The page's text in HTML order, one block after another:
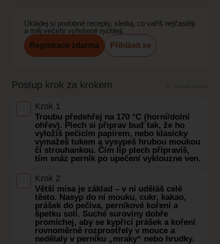
Ukládej si podobné recepty, sleduj, co vaříš nejčastěji
a měj večeře vyřešené rychleji.
Registrace zdarma
Přihlásit se
Postup krok za krokem
Krok 1
Troubu předehřej na 170 °C (horní/dolní
ohřev). Plech si připrav buď tak, že ho
vyložíš pečicím papírem, nebo klasicky
vymažeš tukem a vysypeš hrubou moukou
či strouhankou. Čím líp plech připravíš,
tím snáz perník po upečení vyklouzne ven.
Krok 2
Větší mísa je základ – v ní uděláš celé
těsto. Nasyp do ní mouku, cukr, kakao,
prášek do pečiva, perníkové koření a
špetku soli. Suché suroviny dobře
promíchej, aby se kypřicí prášek a koření
rovnoměrně rozprostřely v mouce a
nedělaly v perníku „mraky“ nebo hrudky.